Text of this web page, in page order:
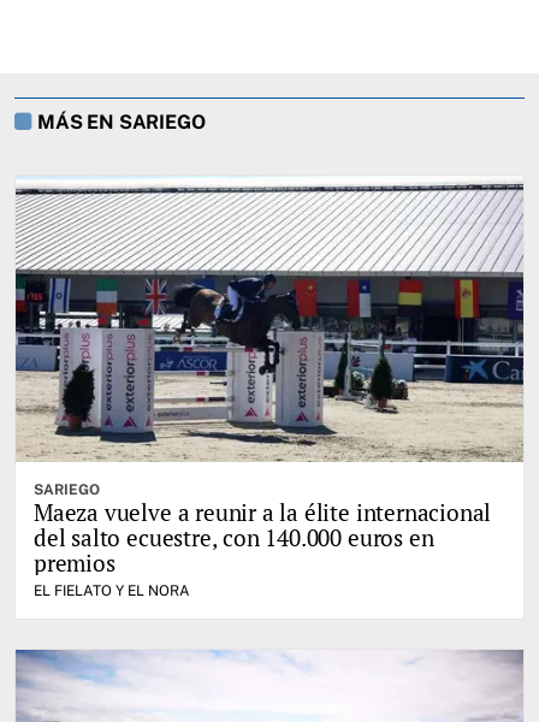
MÁS EN SARIEGO
SARIEGO
Maeza vuelve a reunir a la élite internacional
del salto ecuestre, con 140.000 euros en
premios
EL FIELATO Y EL NORA